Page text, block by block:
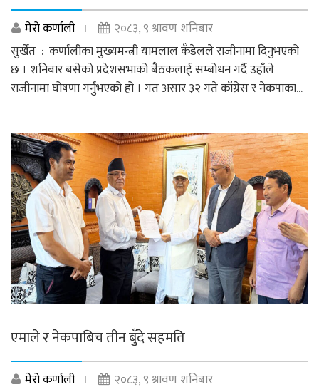
मेरो कर्णाली
२०८३, ९ श्रावण शनिबार
सुर्खेत : कर्णालीका मुख्यमन्त्री यामलाल कँडेलले राजीनामा दिनुभएको
छ । शनिबार बसेको प्रदेशसभाको बैठकलाई सम्बोधन गर्दै उहाँले
राजीनामा घोषणा गर्नुभएको हो । गत असार ३२ गते काँग्रेस र नेकपाका...
एमाले र नेकपाबिच तीन बुँदे सहमति
मेरो कर्णाली
२०८३, ९ श्रावण शनिबार